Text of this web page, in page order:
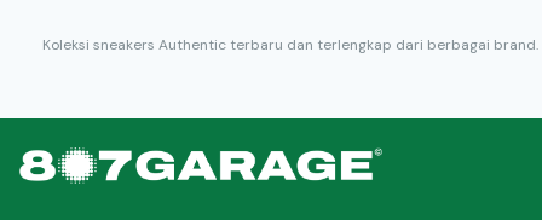
Koleksi sneakers Authentic terbaru dan terlengkap dari berbagai brand.